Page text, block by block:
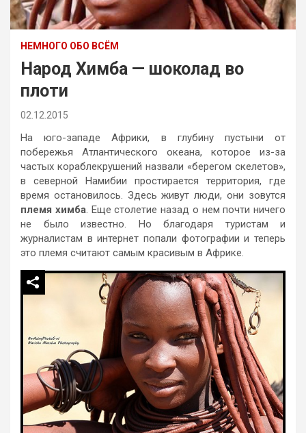
НЕМНОГО ОБО ВСЁМ
Народ Химба — шоколад во
плоти
02.12.2015
На юго-западе Африки, в глубину пустыни от
побережья Атлантического океана, которое из-за
частых кораблекрушений назвали «берегом скелетов»,
в северной Намибии простирается территория, где
время остановилось. Здесь живут люди, они зовутся
племя химба. Еще столетие назад о нем почти ничего
не было известно. Но благодаря туристам и
журналистам в интернет попали фотографии и теперь
это племя считают самым красивым в Африке.